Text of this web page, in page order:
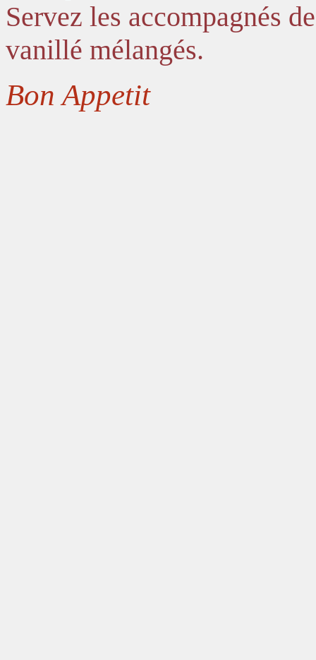
Servez les accompagnés
vanillé mélangés.
Bon Appetit